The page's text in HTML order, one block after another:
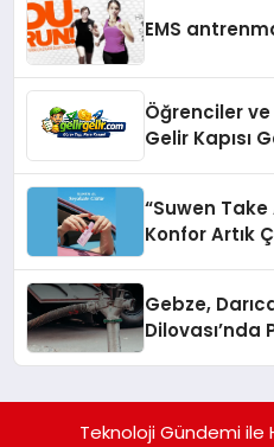
EMS
Öğrenciler ve
Gelir Kapısı
“Suwen
Konfor Artık
Gebze,
Teknoloji Gündemi ile